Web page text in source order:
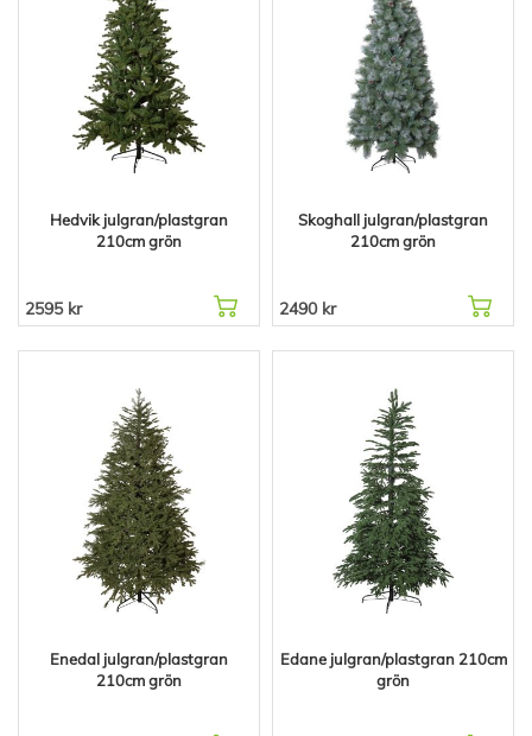
Hedvik julgran/plastgran
210cm grön
2595 kr
Skoghall julgran/plastgran
210cm grön
2490 kr
Enedal julgran/plastgran
210cm grön
Edane julgran/plastgran 210cm
grön